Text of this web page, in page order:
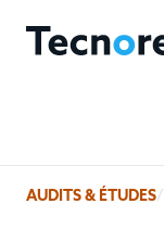
AUDITS & ÉTUDES/